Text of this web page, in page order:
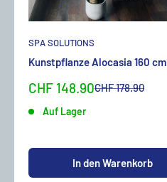
SPA SOLUTIONS
Kunstpflanze Alocasia 160 cm
Sonderpreis
CHF 148.90Normalpreis
CHF 178.90
Auf Lager
In den Warenkorb